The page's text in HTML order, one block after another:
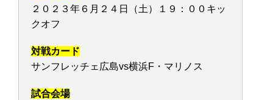
２０２３年６月２４日（土）１９：００キッ
クオフ
対戦カード
サンフレッチェ広島vs横浜F・マリノス
試合会場